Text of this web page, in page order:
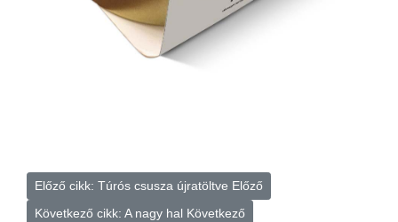
Előző cikk: Túrós csusza újratöltve Előző
Következő cikk: A nagy hal Következő